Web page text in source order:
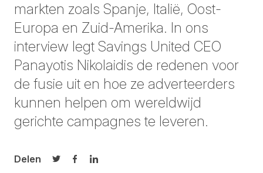
markten zoals Spanje, Italië, Oost-
Europa en Zuid-Amerika. In ons
interview legt Savings United CEO
Panayotis Nikolaidis de redenen voor
de fusie uit en hoe ze adverteerders
kunnen helpen om wereldwijd
gerichte campagnes te leveren.
Delen
Delen op Twitter
Delen op Facebook
Delen op LinkedIn